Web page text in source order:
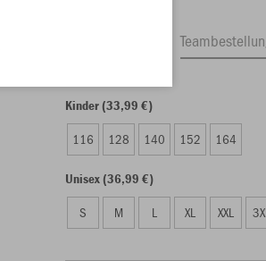
Kinder (33,99 €)
116 128 140 152 164
Unisex (36,99 €)
S M L XL XXL